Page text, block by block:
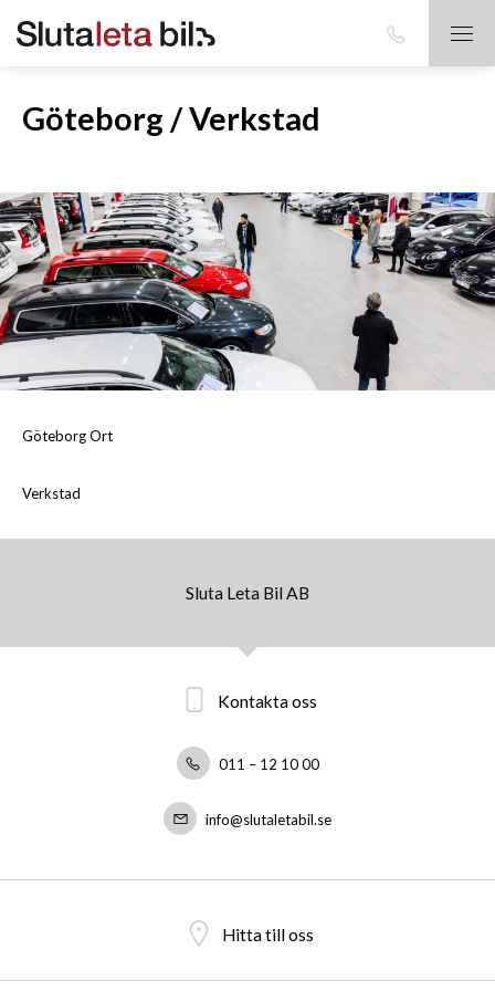
Göteborg / Verkstad
Göteborg Ort
Verkstad
Sluta Leta Bil AB
Kontakta oss
011 – 12 10 00
info@slutaletabil.se
Hitta till oss